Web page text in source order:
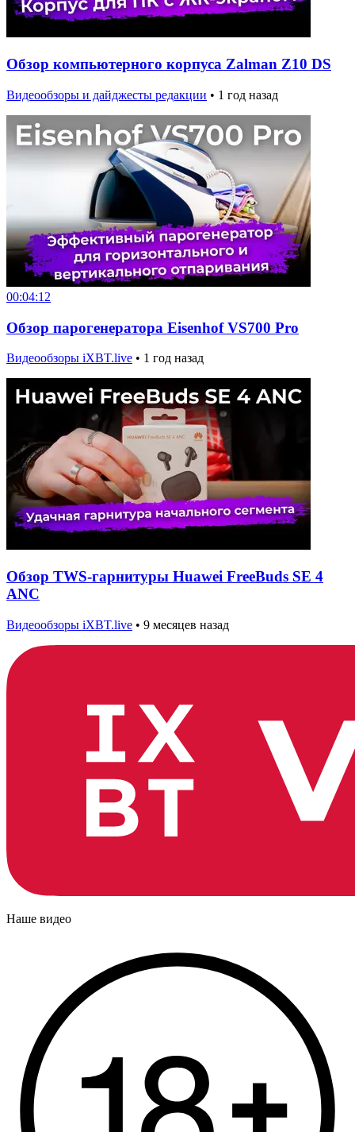
Обзор компьютерного корпуса Zalman Z10 DS
Видеообзоры и дайджесты редакции • 1 год назад
00:04:12
Обзор парогенератора Eisenhof VS700 Pro
Видеообзоры iXBT.live • 1 год назад
Обзор TWS-гарнитуры Huawei FreeBuds SE 4
ANC
Видеообзоры iXBT.live • 9 месяцев назад
Наше видео